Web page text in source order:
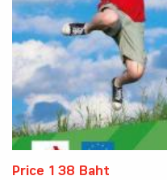
Price 138 Baht